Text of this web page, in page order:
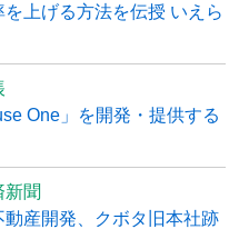
上げる方法を伝授 いえら
One」を開発・提供する
新聞
産開発、クボタ旧本社跡